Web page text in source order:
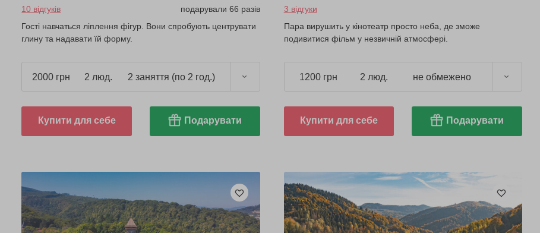
10 відгуків
подарували 66 разів
Гості навчаться ліплення фігур. Вони спробують центрувати
глину та надавати їй форму.
2000 грн 2 люд. 2 заняття (по 2 год.)
Купити для себе Подарувати
3 відгуки
Пара вирушить у кінотеатр просто неба, де зможе
подивитися фільм у незвичній атмосфері.
1200 грн 2 люд. не обмежено
Купити для себе Подарувати